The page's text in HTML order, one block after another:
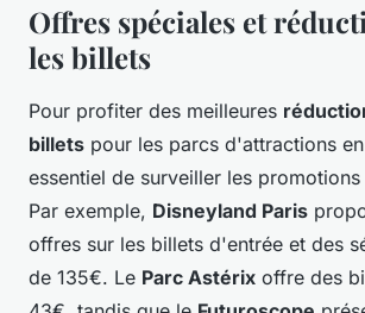
Offres spéciales et
les billets
Pour profiter des meilleures
billets pour les parcs d'attractions
essentiel de surveiller les
Par exemple, Disneyland Paris
offres sur les billets d'entrée et des
de 135€. Le Parc Astérix offre des